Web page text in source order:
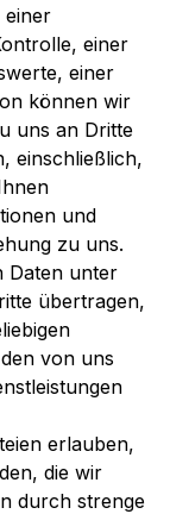
einer
einer
einer
können wir
uns an Dritte
einschließlich,
und
zu uns.
Daten unter
übertragen,
von uns
erlauben,
die wir
durch strenge